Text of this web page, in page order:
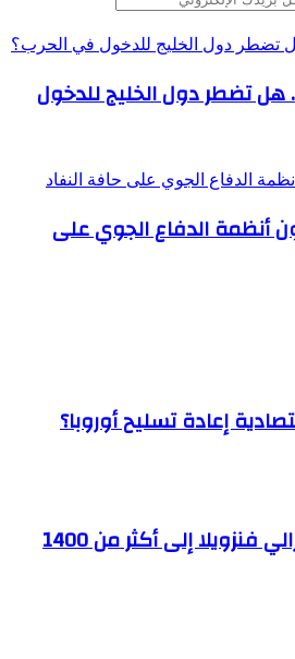
تضطر دول الخليج للدخول في الحرب؟
هل تضطر دول الخليج للدخول
الدفاع الجوي على حافة النفاد
أنظمة الدفاع الجوي على
إعادة تسليح أوروبا؟
ارتفاع حصيلة ضحايا زلزالي فنزويلا إلى أكثر من 1400